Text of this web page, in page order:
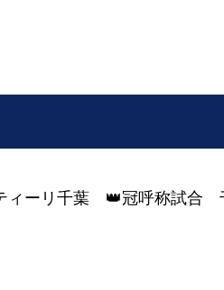
ィーリ千葉 👑冠呼称試合